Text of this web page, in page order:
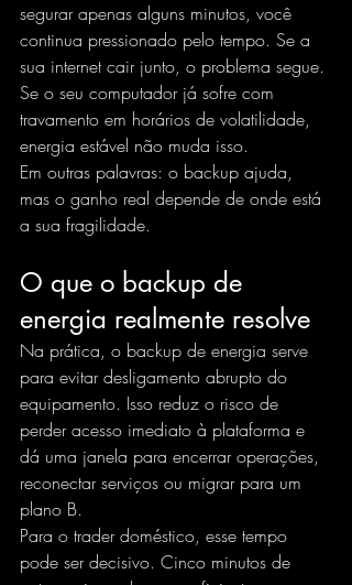
segurar apenas alguns minutos, você
continua pressionado pelo tempo. Se a
sua internet cair junto, o problema segue.
Se o seu computador já sofre com
travamento em horários de volatilidade,
energia estável não muda isso.
Em outras palavras: o backup ajuda,
mas o ganho real depende de onde está
a sua fragilidade.
O que o backup de
energia realmente resolve
Na prática, o backup de energia serve
para evitar desligamento abrupto do
equipamento. Isso reduz o risco de
perder acesso imediato à plataforma e
dá uma janela para encerrar operações,
reconectar serviços ou migrar para um
plano B.
Para o trader doméstico, esse tempo
pode ser decisivo. Cinco minutos de